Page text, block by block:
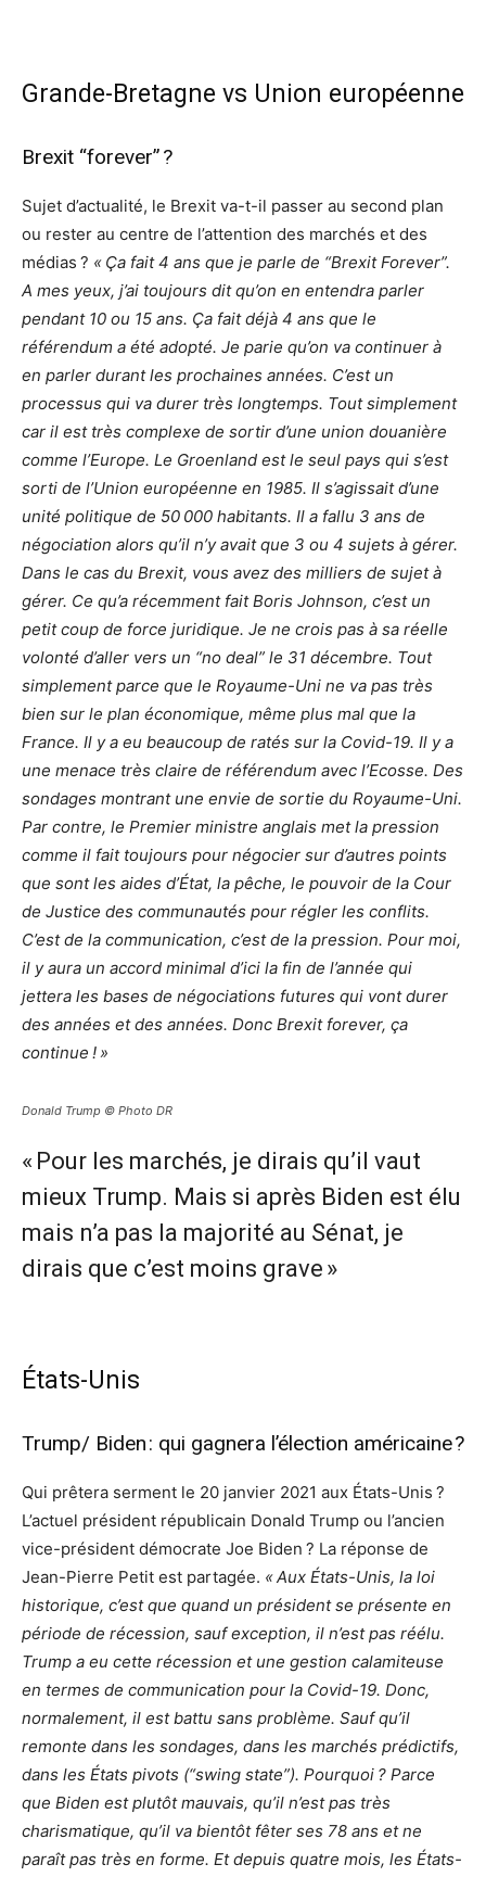
Grande-Bretagne vs Union européenne
Brexit “forever” ?
Sujet d’actualité, le Brexit va-t-il passer au second plan
ou rester au centre de l’attention des marchés et des
médias ? « Ça fait 4 ans que je parle de “Brexit Forever”.
A mes yeux, j’ai toujours dit qu’on en entendra parler
pendant 10 ou 15 ans. Ça fait déjà 4 ans que le
référendum a été adopté. Je parie qu’on va continuer à
en parler durant les prochaines années. C’est un
processus qui va durer très longtemps. Tout simplement
car il est très complexe de sortir d’une union douanière
comme l’Europe. Le Groenland est le seul pays qui s’est
sorti de l’Union européenne en 1985. Il s’agissait d’une
unité politique de 50 000 habitants. Il a fallu 3 ans de
négociation alors qu’il n’y avait que 3 ou 4 sujets à gérer.
Dans le cas du Brexit, vous avez des milliers de sujet à
gérer. Ce qu’a récemment fait Boris Johnson, c’est un
petit coup de force juridique. Je ne crois pas à sa réelle
volonté d’aller vers un “no deal” le 31 décembre. Tout
simplement parce que le Royaume-Uni ne va pas très
bien sur le plan économique, même plus mal que la
France. Il y a eu beaucoup de ratés sur la Covid-19. Il y a
une menace très claire de référendum avec l’Ecosse. Des
sondages montrant une envie de sortie du Royaume-Uni.
Par contre, le Premier ministre anglais met la pression
comme il fait toujours pour négocier sur d’autres points
que sont les aides d’État, la pêche, le pouvoir de la Cour
de Justice des communautés pour régler les conflits.
C’est de la communication, c’est de la pression. Pour moi,
il y aura un accord minimal d’ici la fin de l’année qui
jettera les bases de négociations futures qui vont durer
des années et des années. Donc Brexit forever, ça
continue ! »
Donald Trump © Photo DR
« Pour les marchés, je dirais qu’il vaut
mieux Trump. Mais si après Biden est élu
mais n’a pas la majorité au Sénat, je
dirais que c’est moins grave »
États-Unis
Trump/ Biden : qui gagnera l’élection américaine ?
Qui prêtera serment le 20 janvier 2021 aux États-Unis ?
L’actuel président républicain Donald Trump ou l’ancien
vice-président démocrate Joe Biden ? La réponse de
Jean-Pierre Petit est partagée. « Aux États-Unis, la loi
historique, c’est que quand un président se présente en
période de récession, sauf exception, il n’est pas réélu.
Trump a eu cette récession et une gestion calamiteuse
en termes de communication pour la Covid-19. Donc,
normalement, il est battu sans problème. Sauf qu’il
remonte dans les sondages, dans les marchés prédictifs,
dans les États pivots (“swing state”). Pourquoi ? Parce
que Biden est plutôt mauvais, qu’il n’est pas très
charismatique, qu’il va bientôt fêter ses 78 ans et ne
paraît pas très en forme. Et depuis quatre mois, les États-